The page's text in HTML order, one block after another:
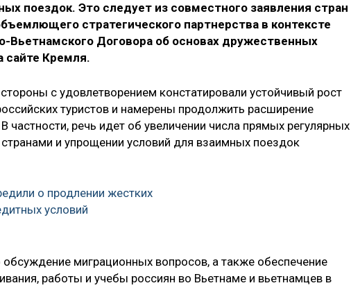
поездок. Это следует из совместного заявления стран
стратегического партнерства в контексте
Вьетнамского Договора об основах дружественных
сайте Кремля.
с удовлетворением констатировали устойчивый рост
туристов и намерены продолжить расширение
частности, речь идет об увеличении числа прямых регулярных
и упрощении условий для взаимных поездок
о продлении жестких
условий
миграционных вопросов, а также обеспечение
работы и учебы россиян во Вьетнаме и вьетнамцев в